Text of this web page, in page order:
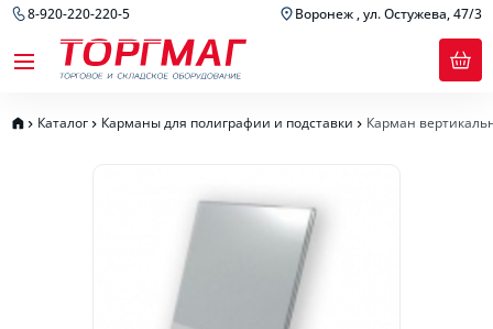
8-920-220-220-5 Воронеж , ул. Остужева, 47/3
Каталог Карманы для полиграфии и подставки Карман